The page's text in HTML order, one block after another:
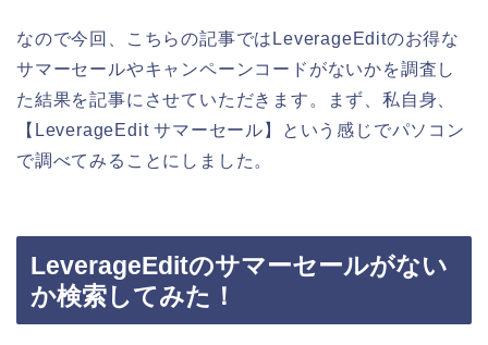
なので今回、こちらの記事ではLeverageEditのお得な
サマーセールやキャンペーンコードがないかを調査し
た結果を記事にさせていただきます。まず、私自身、
【LeverageEdit サマーセール】という感じでパソコン
で調べてみることにしました。
LeverageEditのサマーセールがない
か検索してみた！